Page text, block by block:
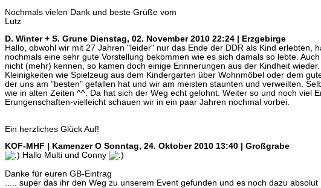
Nochmals vielen Dank und beste Grüße vom
Lutz
D. Winter + S. Grune Dienstag, 02. November 2010 22:24 | Erzgebirge
Hallo, obwohl wir mit 27 Jahren "leider" nur das Ende der DDR als Kind erlebten,
nochmals eine sehr gute Vorstellung bekommen wie es sich damals so lebte.
nicht (mehr) kennen, so kamen doch einige Erinnerungen aus der Kindheit
Kleinigkeiten wie Spielzeug aus dem Kindergarten über Wohnmöbel oder dem
der uns am "besten" gefallen hat und wir am meisten staunten und verweilten.
wie in alten Zeiten ^^. Da hat sich der Weg echt gelohnt. Weiter so und noch viel
Erungenschaften-vielleicht schauen wir in ein paar Jahren nochmal vorbei.
Ein herzliches Glück Auf!
KOF-MHF | Kamenzer O Sonntag, 24. Oktober 2010 13:40 | Großgrabe
Hallo Multi und Conny
Danke für euren GB-Eintrag
..... super das ihr den Weg zu unserem Event gefunden und es noch dazu absolut